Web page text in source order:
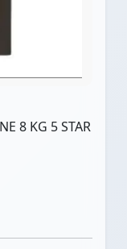
8 KG 5 STAR